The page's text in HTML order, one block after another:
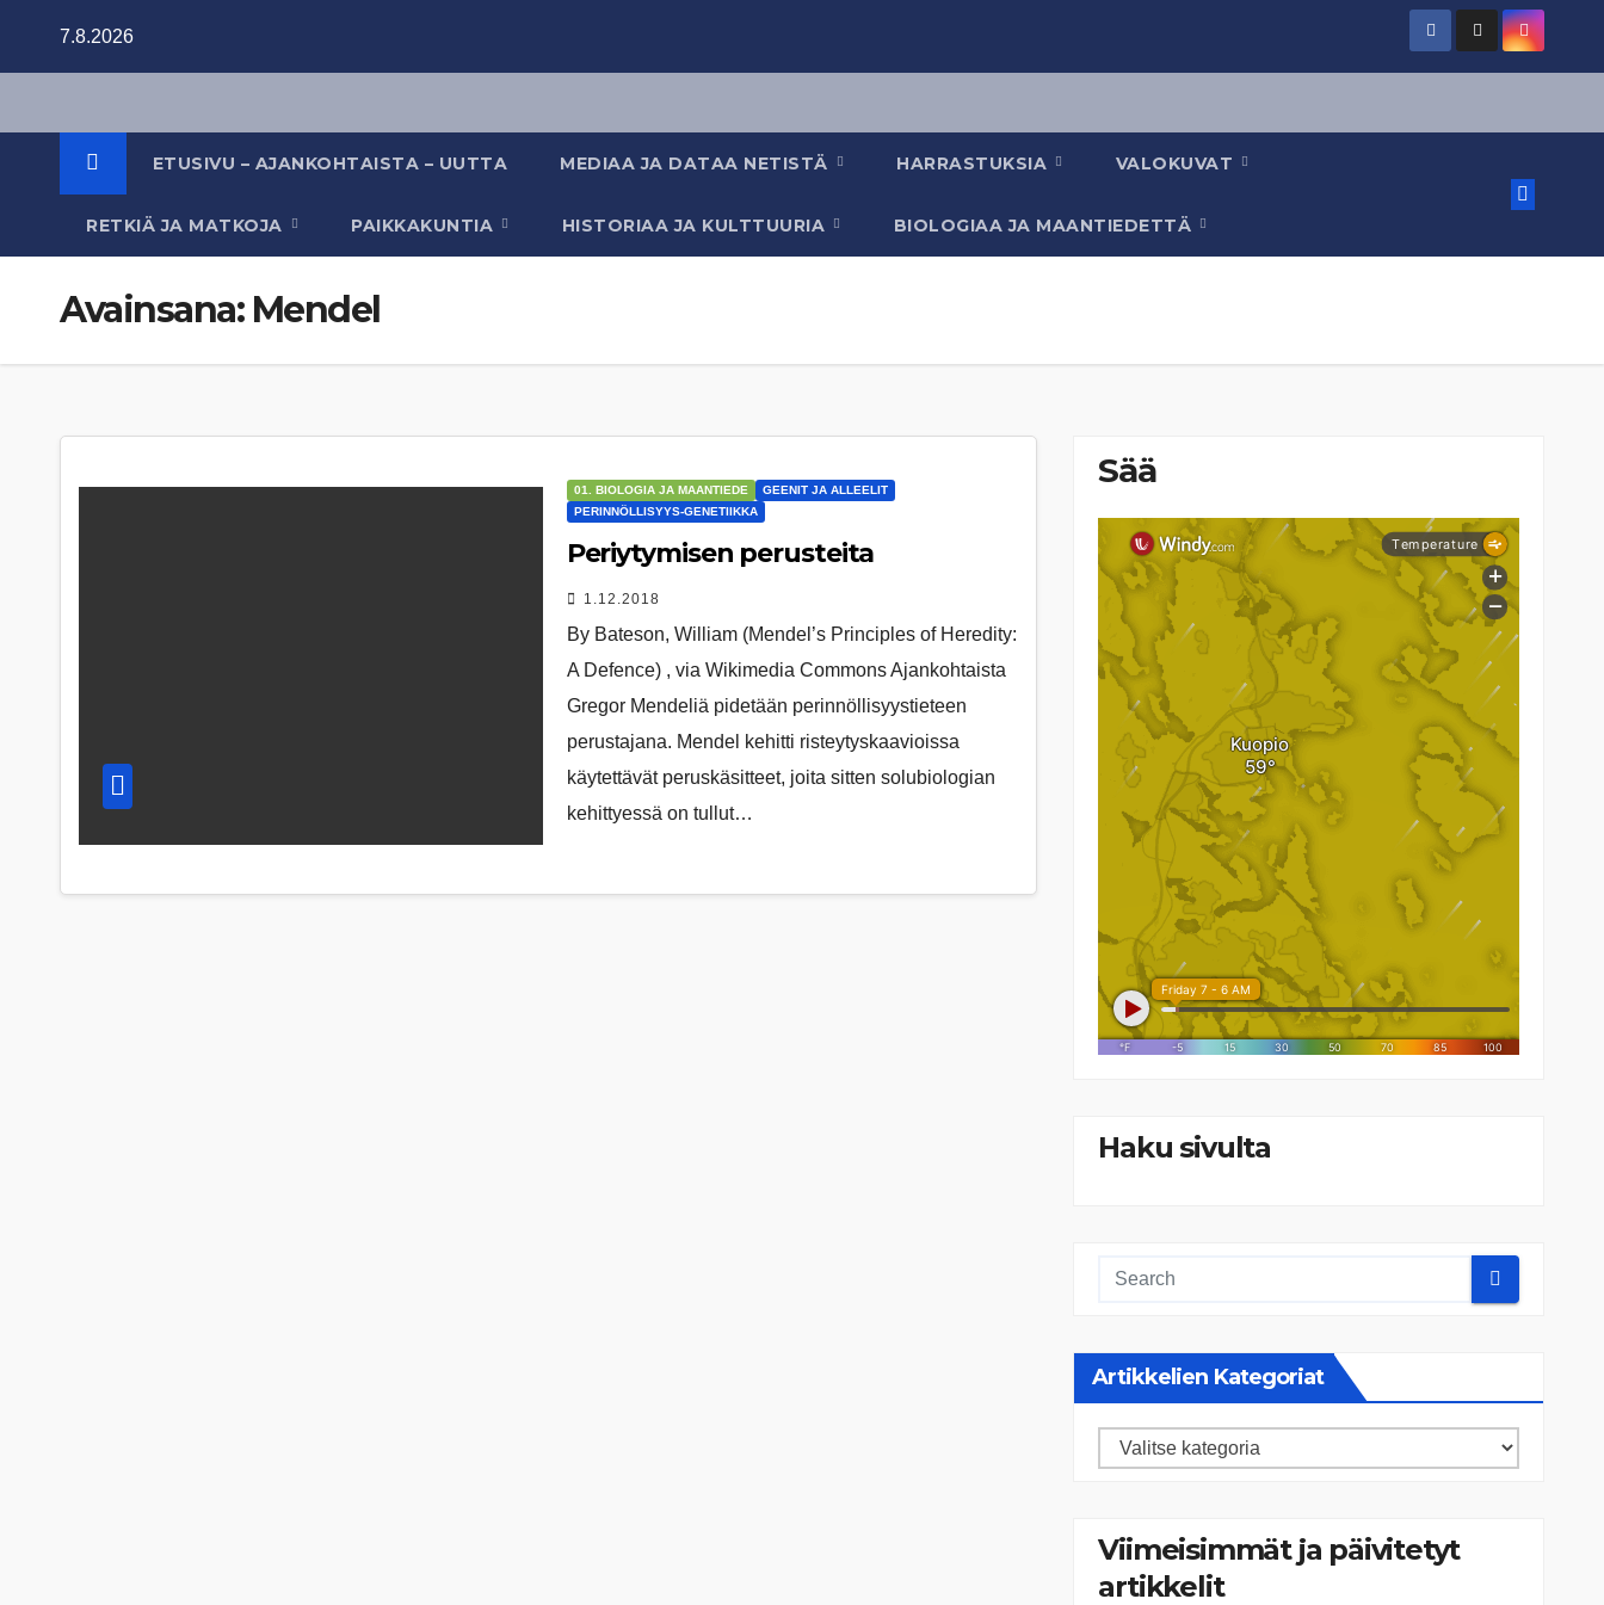
7.8.2026
ETUSIVU – AJANKOHTAISTA – UUTTA MEDIAA JA DATAA NETISTÄ HARRASTUKSIA VALOKUVAT
RETKIÄ JA MATKOJA PAIKKAKUNTIA HISTORIAA JA KULTTUURIA BIOLOGIAA JA MAANTIEDETTÄ
Avainsana: Mendel
01. BIOLOGIA JA MAANTIEDE
GEENIT JA ALLEELIT
PERINNÖLLISYYS-GENETIIKKA
Periytymisen perusteita
1.12.2018
By Ba­te­son, Wil­li­am (Men­del’s Prin­cip­les of He­re­di­ty:
A De­fen­ce) , via Wi­ki­me­dia Com­mons Ajankohtaista
Gregor Mendeliä pidetään perinnöllisyystieteen
perustajana. Mendel kehitti risteytyskaavioissa
käytettävät peruskäsitteet, joita sitten solubiologian
kehittyessä on tullut…
Sää
Haku sivulta
Artikkelien Kategoriat
Artikkelien
Viimeisimmät ja päivitetyt
artikkelit